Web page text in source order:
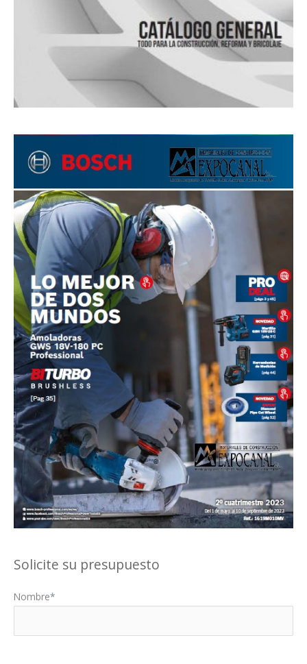
Solicite su presupuesto
Nombre*